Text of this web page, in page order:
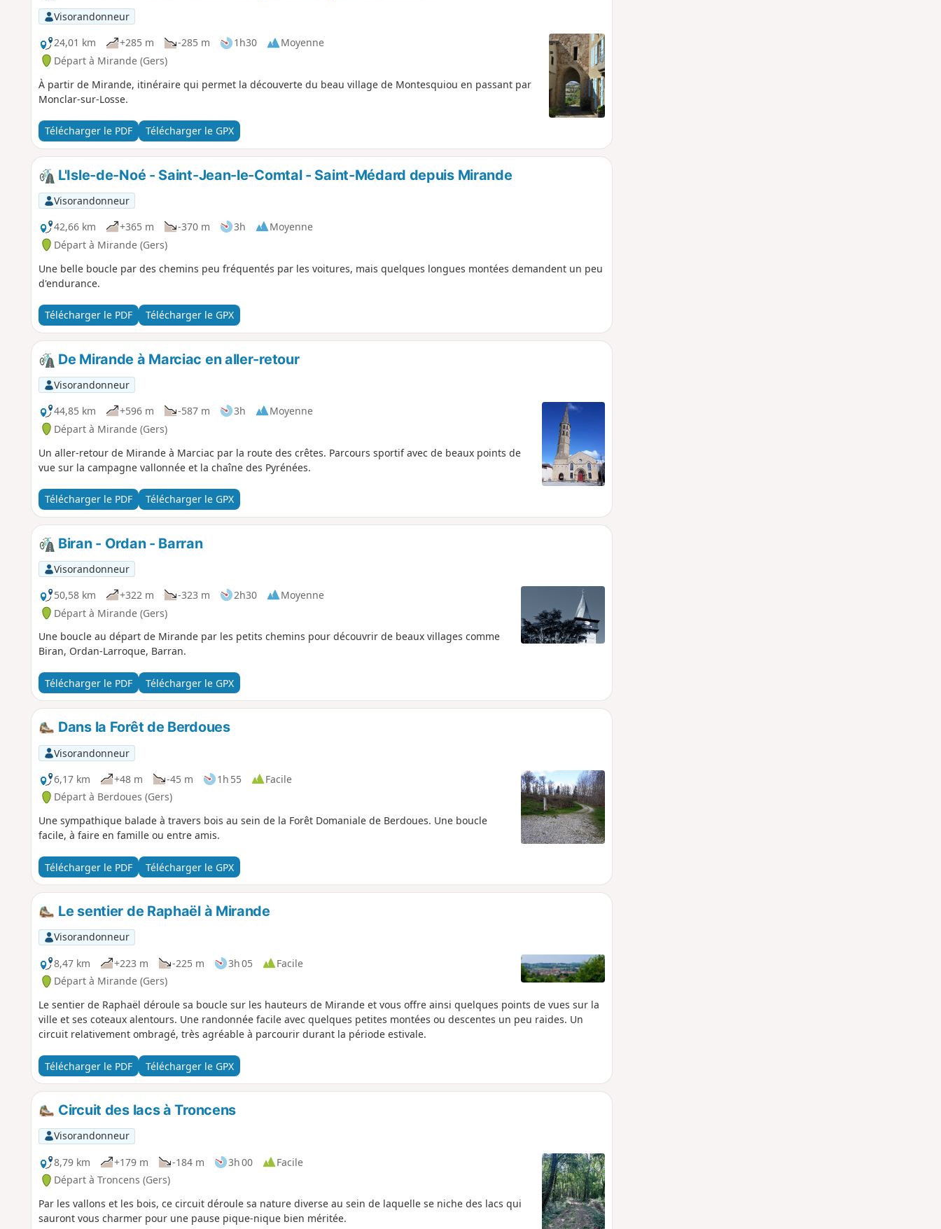
Visorandonneur
24,01 km
+285 m -285 m 1h30
Moyenne
Départ à Mirande (Gers)
À partir de Mirande, itinéraire qui permet la découverte du beau village de Montesquiou en passant par
Monclar-sur-Losse.
Télécharger le PDF Télécharger le GPX
L'Isle-de-Noé - Saint-Jean-le-Comtal - Saint-Médard depuis Mirande
Visorandonneur
42,66 km
+365 m -370 m 3h
Moyenne
Départ à Mirande (Gers)
Une belle boucle par des chemins peu fréquentés par les voitures, mais quelques longues montées demandent un peu
d'endurance.
Télécharger le PDF Télécharger le GPX
De Mirande à Marciac en aller-retour
Visorandonneur
44,85 km
+596 m -587 m 3h
Moyenne
Départ à Mirande (Gers)
Un aller-retour de Mirande à Marciac par la route des crêtes. Parcours sportif avec de beaux points de
vue sur la campagne vallonnée et la chaîne des Pyrénées.
Télécharger le PDF Télécharger le GPX
Biran - Ordan - Barran
Visorandonneur
50,58 km
+322 m -323 m 2h30
Moyenne
Départ à Mirande (Gers)
Une boucle au départ de Mirande par les petits chemins pour découvrir de beaux villages comme
Biran, Ordan-Larroque, Barran.
Télécharger le PDF Télécharger le GPX
Dans la Forêt de Berdoues
Visorandonneur
6,17 km
+48 m -45 m 1h 55
Facile
Départ à Berdoues (Gers)
Une sympathique balade à travers bois au sein de la Forêt Domaniale de Berdoues. Une boucle
facile, à faire en famille ou entre amis.
Télécharger le PDF Télécharger le GPX
Le sentier de Raphaël à Mirande
Visorandonneur
8,47 km
+223 m -225 m 3h 05
Facile
Départ à Mirande (Gers)
Le sentier de Raphaël déroule sa boucle sur les hauteurs de Mirande et vous offre ainsi quelques points de vues sur la
ville et ses coteaux alentours. Une randonnée facile avec quelques petites montées ou descentes un peu raides. Un
circuit relativement ombragé, très agréable à parcourir durant la période estivale.
Télécharger le PDF Télécharger le GPX
Circuit des lacs à Troncens
Visorandonneur
8,79 km
+179 m -184 m 3h 00
Facile
Départ à Troncens (Gers)
Par les vallons et les bois, ce circuit déroule sa nature diverse au sein de laquelle se niche des lacs qui
sauront vous charmer pour une pause pique-nique bien méritée.